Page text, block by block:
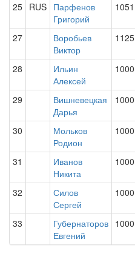
25 RUS Парфенов
Григорий
1051
27
Воробьев
Виктор
1125
28
Ильин
Алексей
1000
29
Вишневецкая
Дарья
1000
30
Мольков
Родион
1000
31
Иванов
Никита
1000
32
Силов
Сергей
1000
33
Губернаторов
Евгений
1000